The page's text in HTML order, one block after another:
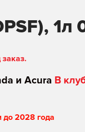
и Acura В
2028 года